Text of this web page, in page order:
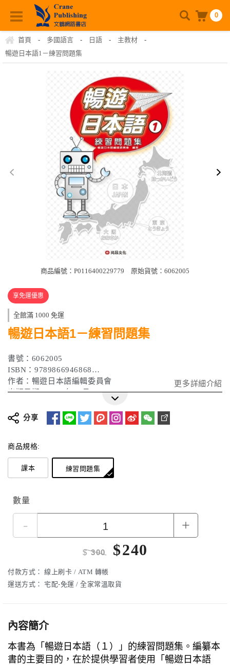
0
首頁 - 多國語言 - 日語 - 主教材
-
暢遊日本語1－練習問題集
商品編號：P0116400229779 原始貨號：6062005
享免運優惠
全館滿 1000 免運
暢遊日本語1－練習問題集
書號：6062005
ISBN：9789866946868
作者：暢遊日本語編輯委員會
出版日期：2010年10月
更多詳細介紹
分享
商品規格:
課本 練習問題集
數量
- +
$300 $240
付款方式： 線上刷卡 / ATM 轉帳
運送方式：
宅配-免運 / 全家常溫取貨
內容簡介
本書為「暢遊日本語（１）」的練習問題集。編纂本
書的主要目的，在於提供學習者使用「暢遊日本語